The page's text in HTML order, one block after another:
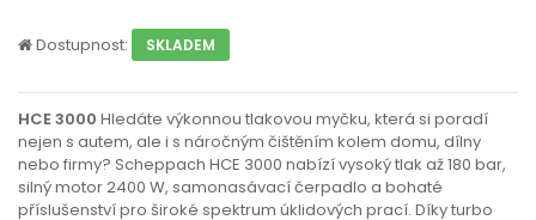
Dostupnost: SKLADEM
HCE 3000 Hledáte výkonnou tlakovou myčku, která si poradí
nejen s autem, ale i s náročným čištěním kolem domu, dílny
nebo firmy? Scheppach HCE 3000 nabízí vysoký tlak až 180 bar,
silný motor 2400 W, samonasávací čerpadlo a bohaté
příslušenství pro široké spektrum úklidových prací. Díky turbo